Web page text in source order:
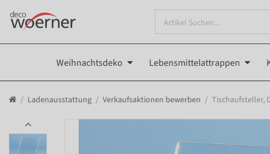
Weihnachtsdeko Lebensmittelattrappen
Ladenausstattung Verkaufsaktionen bewerben Tischaufsteller,